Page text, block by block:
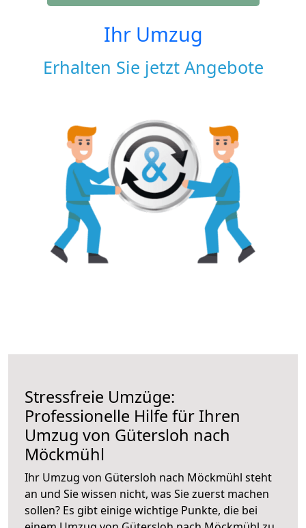
Ihr Umzug
Erhalten Sie jetzt Angebote
Stressfreie Umzüge:
Professionelle Hilfe für Ihren
Umzug von Gütersloh nach
Möckmühl
Ihr Umzug von Gütersloh nach Möckmühl steht
an und Sie wissen nicht, was Sie zuerst machen
sollen? Es gibt einige wichtige Punkte, die bei